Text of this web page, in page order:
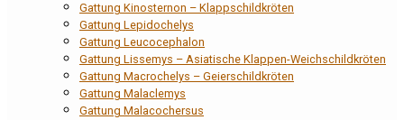
Gattung Kinosternon – Klappschildkröten
Gattung Lepidochelys
Gattung Leucocephalon
Gattung Lissemys – Asiatische Klappen-Weichschildkröten
Gattung Macrochelys – Geierschildkröten
Gattung Malaclemys
Gattung Malacochersus